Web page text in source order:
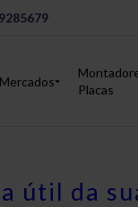
Mercados
Placas
útil da